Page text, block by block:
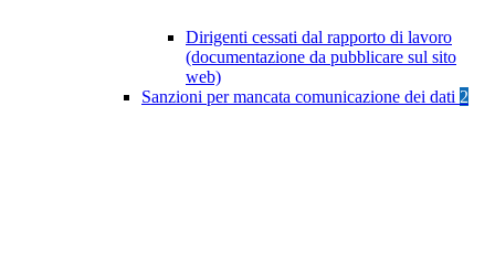
Dirigenti cessati dal rapporto di lavoro
(documentazione da pubblicare sul sito
web)
Sanzioni per mancata comunicazione dei dati 2